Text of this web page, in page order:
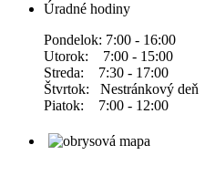
Úradné hodiny
Pondelok: 7:00 - 16:00
Utorok: 7:00 - 15:00
Streda: 7:30 - 17:00
Štvrtok: Nestránkový deň
Piatok: 7:00 - 12:00